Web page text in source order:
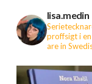
lisa.medin
proffsigt i
are in